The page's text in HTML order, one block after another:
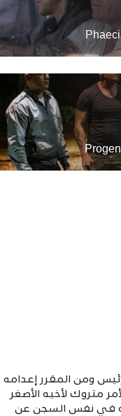
ومن المقرر إعدامه
متروك لأخيه الأصغر
في نفس السجن عن